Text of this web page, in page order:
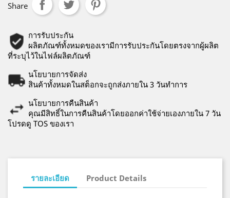
Share
การรับประกัน
ผลิตภัณฑ์ทั้งหมดของเรามีการรับประกันโดยตรงจากผู้ผลิต
ที่ระบุไว้ในไฟล์ผลิตภัณฑ์
นโยบายการจัดส่ง
สินค้าทั้งหมดในสต็อกจะถูกส่งภายใน 3 วันทำการ
นโยบายการคืนสินค้า
คุณมีสิทธิ์ในการคืนสินค้าโดยออกค่าใช้จ่ายเองภายใน 7 วัน
โปรดดู TOS ของเรา
รายละเอียด Product Details